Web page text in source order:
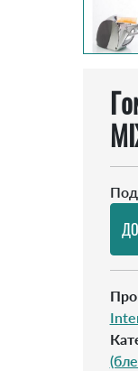
Под